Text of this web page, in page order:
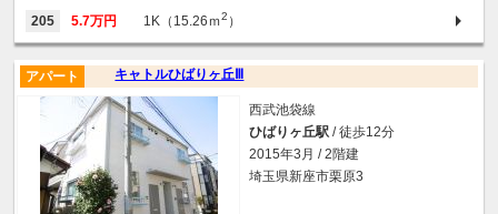
205 5.7万円 1K（15.26ｍ2 ）
キャトルひばりヶ丘Ⅲ
アパート
西武池袋線
ひばりヶ丘駅 / 徒歩12分
2015年3月 / 2階建
埼玉県新座市栗原3